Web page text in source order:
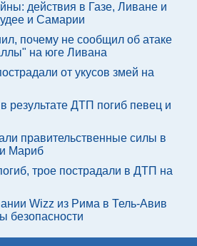
действия в Газе, Ливане и
и Самарии
почему не сообщил об атаке
на юге Ливана
от укусов змей на
результате ДТП погиб певец и
правительственные силы в
Мариб
трое пострадали в ДТП на
Wizz из Рима в Тель-Авив
безопасности